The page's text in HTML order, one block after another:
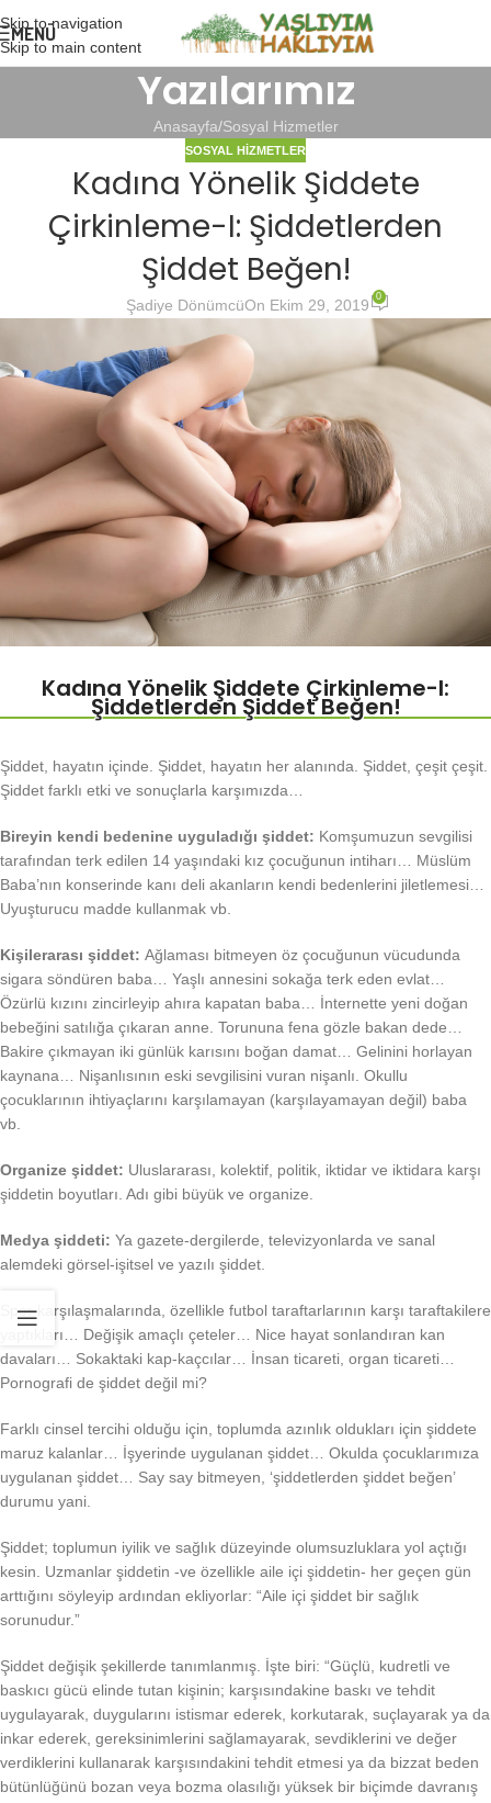
Skip to navigation
Skip to main content
MENÜ
Yazılarımız
Anasayfa Sosyal Hizmetler
SOSYAL HIZMETLER
Kadına Yönelik Şiddete
Çirkinleme-I: Şiddetlerden
Şiddet Beğen!
Şadiye DönümcüOn Ekim 29, 2019 0
Kadına Yönelik Şiddete Çirkinleme-I:
Şiddetlerden Şiddet Beğen!
Şiddet, hayatın içinde. Şiddet, hayatın her alanında. Şiddet, çeşit çeşit.
Şiddet farklı etki ve sonuçlarla karşımızda…
Bireyin kendi bedenine uyguladığı şiddet: Komşumuzun sevgilisi
tarafından terk edilen 14 yaşındaki kız çocuğunun intiharı… Müslüm
Baba’nın konserinde kanı deli akanların kendi bedenlerini jiletlemesi…
Uyuşturucu madde kullanmak vb.
Kişilerarası şiddet: Ağlaması bitmeyen öz çocuğunun vücudunda
sigara söndüren baba… Yaşlı annesini sokağa terk eden evlat…
Özürlü kızını zincirleyip ahıra kapatan baba… İnternette yeni doğan
bebeğini satılığa çıkaran anne. Torununa fena gözle bakan dede…
Bakire çıkmayan iki günlük karısını boğan damat… Gelinini horlayan
kaynana… Nişanlısının eski sevgilisini vuran nişanlı. Okullu
çocuklarının ihtiyaçlarını karşılamayan (karşılayamayan değil) baba
vb.
Organize şiddet: Uluslararası, kolektif, politik, iktidar ve iktidara karşı
şiddetin boyutları. Adı gibi büyük ve organize.
Medya şiddeti: Ya gazete-dergilerde, televizyonlarda ve sanal
alemdeki görsel-işitsel ve yazılı şiddet.
Spor karşılaşmalarında, özellikle futbol taraftarlarının karşı taraftakilere
yaptıkları… Değişik amaçlı çeteler… Nice hayat sonlandıran kan
davaları… Sokaktaki kap-kaçcılar… İnsan ticareti, organ ticareti…
Pornografi de şiddet değil mi?
Farklı cinsel tercihi olduğu için, toplumda azınlık oldukları için şiddete
maruz kalanlar… İşyerinde uygulanan şiddet… Okulda çocuklarımıza
uygulanan şiddet… Say say bitmeyen, ‘şiddetlerden şiddet beğen’
durumu yani.
Şiddet; toplumun iyilik ve sağlık düzeyinde olumsuzluklara yol açtığı
kesin. Uzmanlar şiddetin -ve özellikle aile içi şiddetin- her geçen gün
arttığını söyleyip ardından ekliyorlar: “Aile içi şiddet bir sağlık
sorunudur.”
Şiddet değişik şekillerde tanımlanmış. İşte biri: “Güçlü, kudretli ve
baskıcı gücü elinde tutan kişinin; karşısındakine baskı ve tehdit
uygulayarak, duygularını istismar ederek, korkutarak, suçlayarak ya da
inkar ederek, gereksinimlerini sağlamayarak, sevdiklerini ve değer
verdiklerini kullanarak karşısındakini tehdit etmesi ya da bizzat beden
bütünlüğünü bozan veya bozma olasılığı yüksek bir biçimde davranış